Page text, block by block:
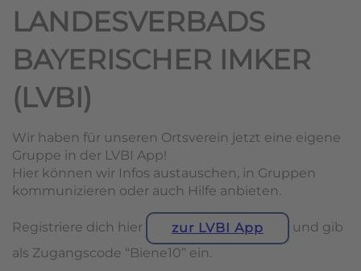
LANDESVERBADS
BAYERISCHER IMKER
(LVBI)
Wir haben für unseren Ortsverein jetzt eine eigene
Gruppe in der LVBI App!
Hier können wir Infos austauschen, in Gruppen
kommunizieren oder auch Hilfe anbieten.
Registriere dich hier zur LVBI App
und gib
als Zugangscode “Biene10” ein.